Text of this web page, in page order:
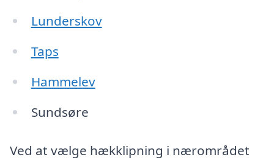
Lunderskov
Taps
Hammelev
Sundsøre
Ved at vælge hækklipning i nærområdet